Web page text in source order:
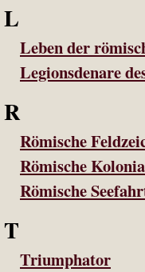
L
Leben der
Legionsdenare
R
Römische
Römische
Römische
T
Triumphator